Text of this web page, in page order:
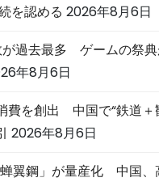
を認める 2026年8月6日
過去最多 ゲームの祭典
年8月6日
費を創出 中国で“鉄道＋
2026年8月6日
翼鋼」が量産化 中国、